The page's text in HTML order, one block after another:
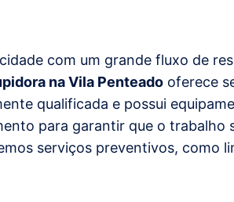
com um grande fluxo de
na Vila Penteado oferece
qualificada e possui
para garantir que o trabalho
serviços preventivos, como